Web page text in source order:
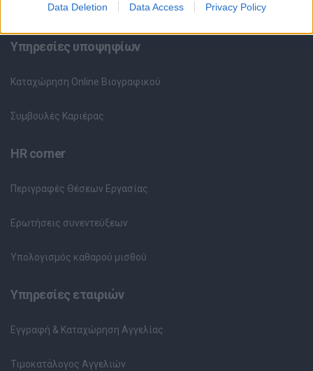
Data Deletion Data Access Privacy Policy
Κέντρο Βοήθειας
Υπηρεσίες υποψηφίων
Καταχώρηση Online Βιογραφικού
Συμβουλές Καριέρας
HR corner
Περιγραφές Θέσεων Εργασίας
Ερωτήσεις συνεντεύξεων
Υπολογισμός καθαρού μισθού
Υπηρεσίες εταιριών
Εγγραφή & Καταχώρηση Αγγελίας
Τιμοκατάλογος Αγγελιών